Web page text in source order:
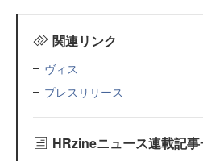
関連リンク
ヴィス
プレスリリース
HRzineニュース連載記